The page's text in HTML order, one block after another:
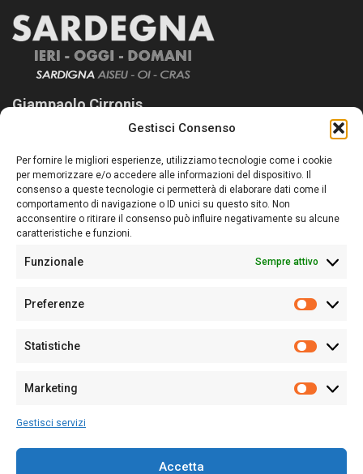
Gestisci Consenso
Per fornire le migliori esperienze, utilizziamo tecnologie come i cookie
per memorizzare e/o accedere alle informazioni del dispositivo. Il
consenso a queste tecnologie ci permetterà di elaborare dati come il
comportamento di navigazione o ID unici su questo sito. Non
acconsentire o ritirare il consenso può influire negativamente su alcune
caratteristiche e funzioni.
Funzionale Sempre attivo
Preferenze
Statistiche
Marketing
Gestisci servizi
Accetta
Giampaolo Cirronis
Sardegna Ieri-Oggi-Domani nasce per informare “liberamente” i
lettori su quanto accade in Sardegna, con un occhio rivolto al
nostro passato e, soprattutto, al nostro futuro
Follow Us
Sede:Via Cristoforo Colombo 09013 Carbonia
Partita IVA02270380922
128/2020 del 10/02/2020
Per la Pubblicità: